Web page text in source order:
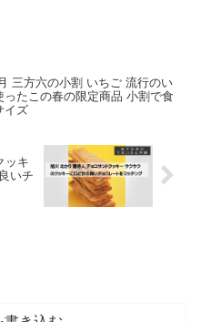
三方六の小割 いちご 流行のい
ったこの春の限定商品 小割で食
イズ
ッキ
いチ